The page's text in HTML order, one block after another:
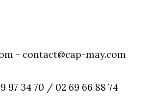
- contact@cap-may.com
97 34 70 / 02 69 66 88 74